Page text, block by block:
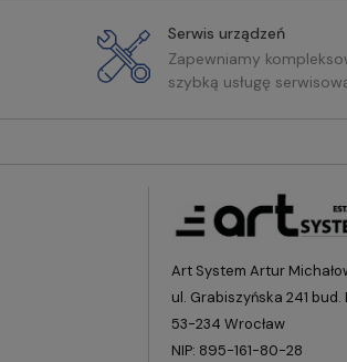
Serwis urządzeń
Zapewniamy
szybką usługę
Art System Artur
ul. Grabiszyńska 241 bud.
53-234 Wrocław
NIP: 895-161-80-28